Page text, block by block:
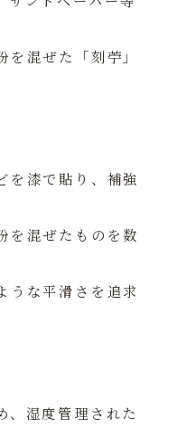
混ぜた「刻苧」
を漆で貼り、補強
を混ぜたものを数
うな平滑さを追求
、湿度管理された